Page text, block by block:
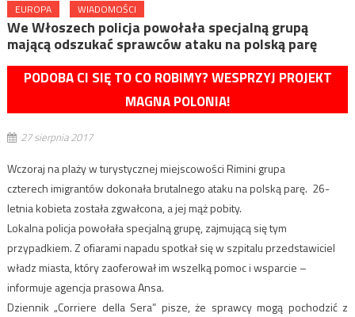
EUROPA WIADOMOŚCI
We Włoszech policja powołała specjalną grupą
mającą odszukać sprawców ataku na polską parę
PODOBA CI SIĘ TO CO ROBIMY? WESPRZYJ PROJEKT
MAGNA POLONIA!
27 sierpnia 2017
Wczoraj na plaży w turystycznej miejscowości Rimini grupa
czterech imigrantów dokonała brutalnego ataku na polską parę. 26-
letnia kobieta została zgwałcona, a jej mąż pobity.
Lokalna policja powołała specjalną grupę, zajmującą się tym
przypadkiem. Z ofiarami napadu spotkał się w szpitalu przedstawiciel
władz miasta, który zaoferował im wszelką pomoc i wsparcie –
informuje agencja prasowa Ansa.
Dziennik „Corriere della Sera” pisze, że sprawcy mogą pochodzić z